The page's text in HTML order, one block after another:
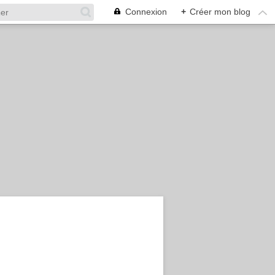
Connexion + Créer mon blog